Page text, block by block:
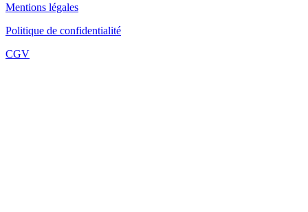
Mentions légales
Politique de confidentialité
CGV